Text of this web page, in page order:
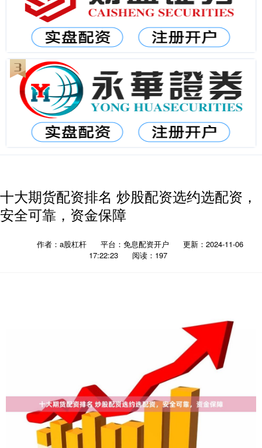
十大期货配资排名 炒股配资选约选配资，
安全可靠，资金保障
作者：a股杠杆 平台：免息配资开户
更新：2024-11-06
17:22:23
阅读：197